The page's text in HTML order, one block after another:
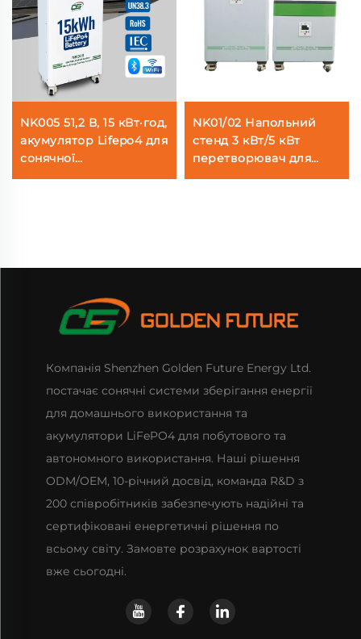
NK005 51,2 В, 15 кВт·год,
акумулятор Lifepo4 для
сонячної
NK01/02 Напольний
стенд 3 кВт/5 кВт
перетворювач для
Компанія Shenzhen Golden Future Energy Ltd.
постачає сонячні системи зберігання енергії
для домашнього використання та
акумулятори LiFePO4 для побутового та
автономного використання. Наші рішення
ODM/OEM, 10-річний досвід, команда R&D з
200 співробітників забезпечують надійні та
сертифіковані енергетичні рішення по
всьому світу. Замовте розрахунок вартості
вже сьогодні.